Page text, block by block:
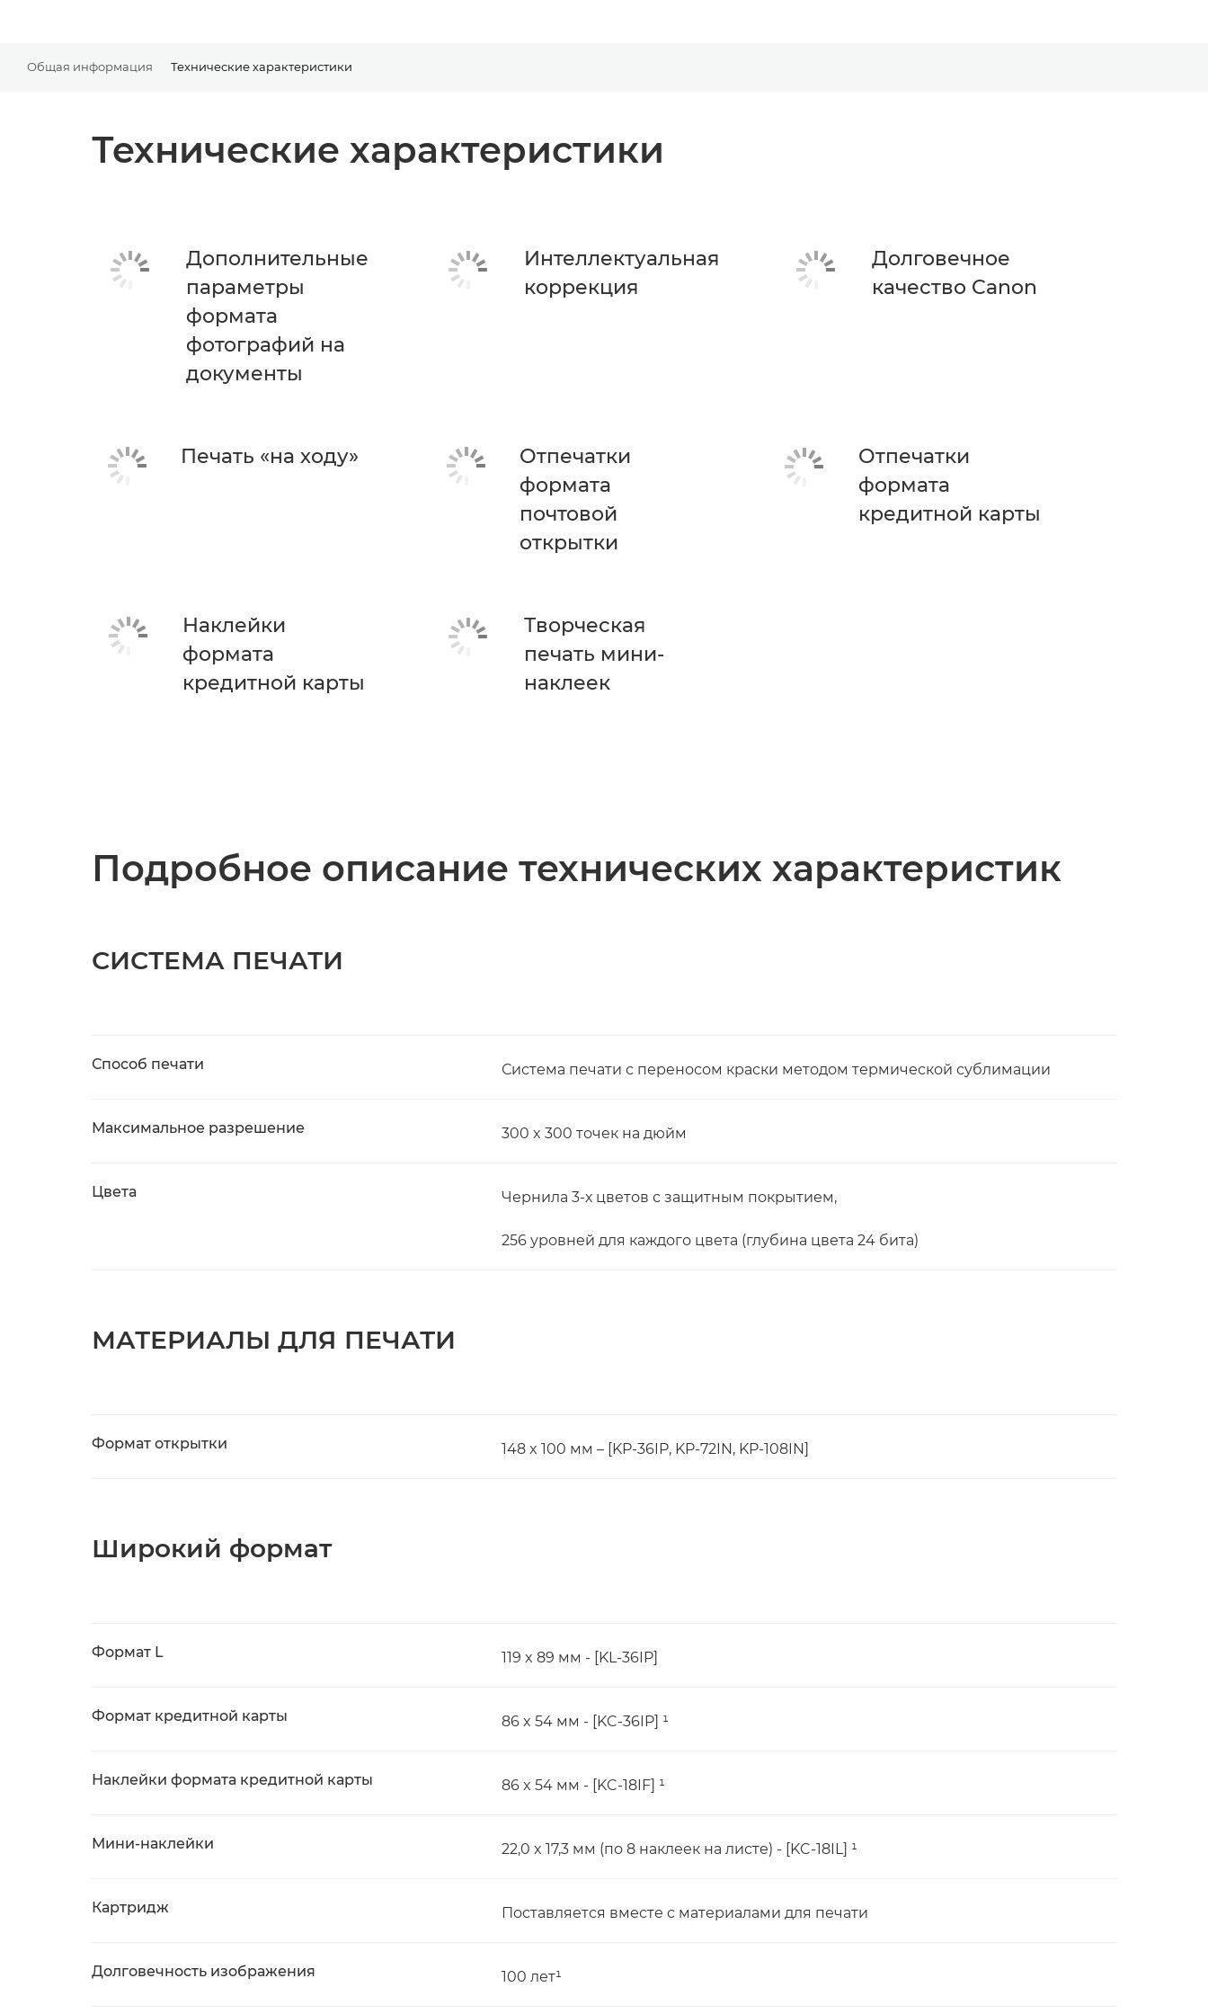
Общая информация Технические характеристики
Технические характеристики
Дополнительные
параметры
формата
фотографий на
документы
Интеллектуальная
коррекция
Долговечное
качество Canon
Печать «на ходу»
Отпечатки
формата
почтовой
открытки
Отпечатки
формата
кредитной карты
Наклейки
формата
кредитной карты
Творческая
печать мини-
наклеек
Подробное описание технических характеристик
СИСТЕМА ПЕЧАТИ
Способ печати Система печати с переносом краски методом термической сублимации
Максимальное разрешение 300 x 300 точек на дюйм
Цвета Чернила 3-х цветов с защитным покрытием,
256 уровней для каждого цвета (глубина цвета 24 бита)
МАТЕРИАЛЫ ДЛЯ ПЕЧАТИ
Формат открытки 148 x 100 мм – [KP-36IP, KP-72IN, KP-108IN]
Широкий формат
Формат L 119 x 89 мм - [KL-36IP]
Формат кредитной карты 86 x 54 мм - [KC-36IP] ¹
Наклейки формата кредитной карты 86 x 54 мм - [KC-18IF] ¹
Мини-наклейки 22,0 x 17,3 мм (по 8 наклеек на листе) - [KC-18IL] ¹
Картридж Поставляется вместе с материалами для печати
Долговечность изображения 100 лет¹